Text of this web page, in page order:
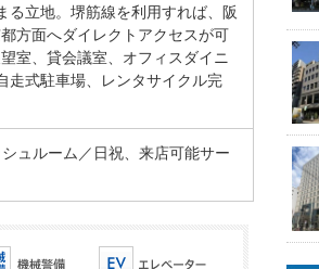
る立地。堺筋線を利用すれば、阪
方面へダイレクトアクセスが可
室、貸会議室、オフィスダイニ
走式駐車場、レンタサイクル完
ュルーム／日祝、来店可能サー